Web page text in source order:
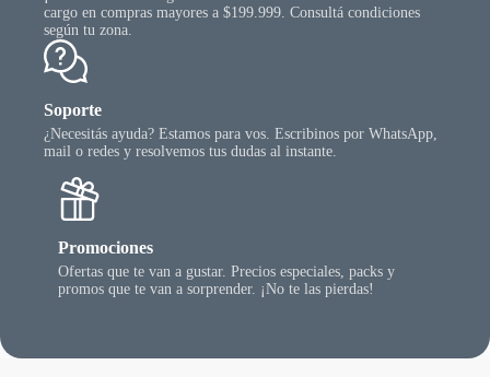
cargo en compras mayores a $199.999. Consultá condiciones
según tu zona.
Soporte
¿Necesitás ayuda? Estamos para vos. Escribinos por WhatsApp,
mail o redes y resolvemos tus dudas al instante.
Promociones
Ofertas que te van a gustar. Precios especiales, packs y
promos que te van a sorprender. ¡No te las pierdas!